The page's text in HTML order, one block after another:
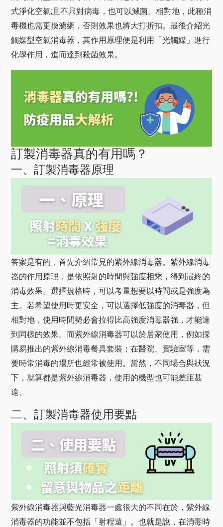
式淨化空氣;且不只對病毒，也可以滅菌。相對地，此種消
毒機也需更換濾網，否則效果也將大打折扣。最後介紹光
觸媒型空氣消毒器，其作用原理便是利用「光觸媒」進行
化學作用，進而達到殺菌效果。
訂製消毒器真的有用嗎？
一、訂製消毒器原理
答案是有的，首先介紹常見的紫外線消毒器。紫外線消毒
器的作用原理，是依照射的時間與強度相乘，得到最終的
消毒效果。選擇規格時，可以考量想要以時間或是強度為
主。若希望使用時更安全，可以選擇低強度的消毒器，但
相對地，使用時間勢必會拉得比高強度消毒器強，才能達
到同樣的效果。而紫外線消毒器可以於居家使用，例如採
購易推出的紫外線消毒餐具套裝；在醫院、實驗室等，需
要時常消毒的場所也經常被使用。當然，不同場合與狀況
下，就算都是紫外線消毒器，使用的機型也可能差距甚
遠。
二、訂製消毒器使用要點
紫外線消毒器與藍光消毒器一處很大的不同在於，紫外線
消毒器的功能並不包括「射程遠」。也就是說，在消毒時